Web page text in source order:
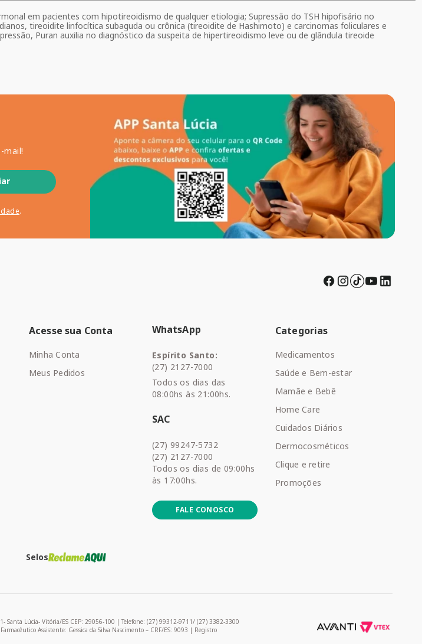
em pacientes com hipotireoidismo de qualquer etiologia; Supressão do TSH hipofisário no
tireoidite linfocítica subaguda ou crônica (tireoidite de Hashimoto) e carcinomas foliculares e
Puran auxilia no diagnóstico da suspeita de hipertireoidismo leve ou de glândula tireoide
mail!
.
Acesse sua Conta
Minha Conta
Meus Pedidos
WhatsApp
Espírito Santo:
(27) 2127-7000
Todos os dias das
08:00hs às 21:00hs.
SAC
(27) 99247-5732
(27) 2127-7000
Todos os dias de 09:00hs
às 17:00hs.
FALE CONOSCO
Categorias
Medicamentos
Saúde e Bem-estar
Mamãe e Bebê
Home Care
Cuidados Diários
Dermocosméticos
Clique e retire
Promoções
Selos
Santa Lúcia- Vitória/ES CEP: 29056-100 | Telefone: (27) 99312-9711/ (27) 3382-3300
Assistente: Gessica da Silva Nascimento – CRF/ES: 9093 | Registro